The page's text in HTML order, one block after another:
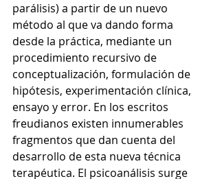
parálisis) a partir de un nuevo
método al que va dando forma
desde la práctica, mediante un
procedimiento recursivo de
conceptualización, formulación de
hipótesis, experimentación clínica,
ensayo y error. En los escritos
freudianos existen innumerables
fragmentos que dan cuenta del
desarrollo de esta nueva técnica
terapéutica. El psicoanálisis surge